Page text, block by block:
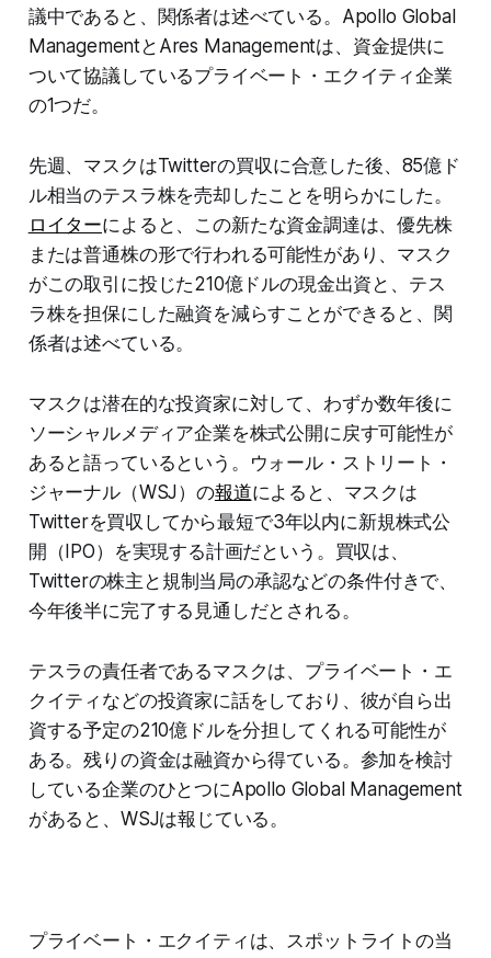
議中であると、関係者は述べている。Apollo Global
ManagementとAres Managementは、資金提供に
ついて協議しているプライベート・エクイティ企業
の1つだ。
先週、マスクはTwitterの買収に合意した後、85億ド
ル相当のテスラ株を売却したことを明らかにした。
ロイターによると、この新たな資金調達は、優先株
または普通株の形で行われる可能性があり、マスク
がこの取引に投じた210億ドルの現金出資と、テス
ラ株を担保にした融資を減らすことができると、関
係者は述べている。
マスクは潜在的な投資家に対して、わずか数年後に
ソーシャルメディア企業を株式公開に戻す可能性が
あると語っているという。ウォール・ストリート・
ジャーナル（WSJ）の報道によると、マスクは
Twitterを買収してから最短で3年以内に新規株式公
開（IPO）を実現する計画だという。買収は、
Twitterの株主と規制当局の承認などの条件付きで、
今年後半に完了する見通しだとされる。
テスラの責任者であるマスクは、プライベート・エ
クイティなどの投資家に話をしており、彼が自ら出
資する予定の210億ドルを分担してくれる可能性が
ある。残りの資金は融資から得ている。参加を検討
している企業のひとつにApollo Global Management
があると、WSJは報じている。
プライベート・エクイティは、スポットライトの当